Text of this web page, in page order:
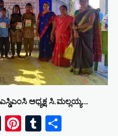
ಅಧ್ಯಕ್ಷ ಸಿ.ಮಲ್ಲಯ್ಯ…
X Pinterest
Tumblr